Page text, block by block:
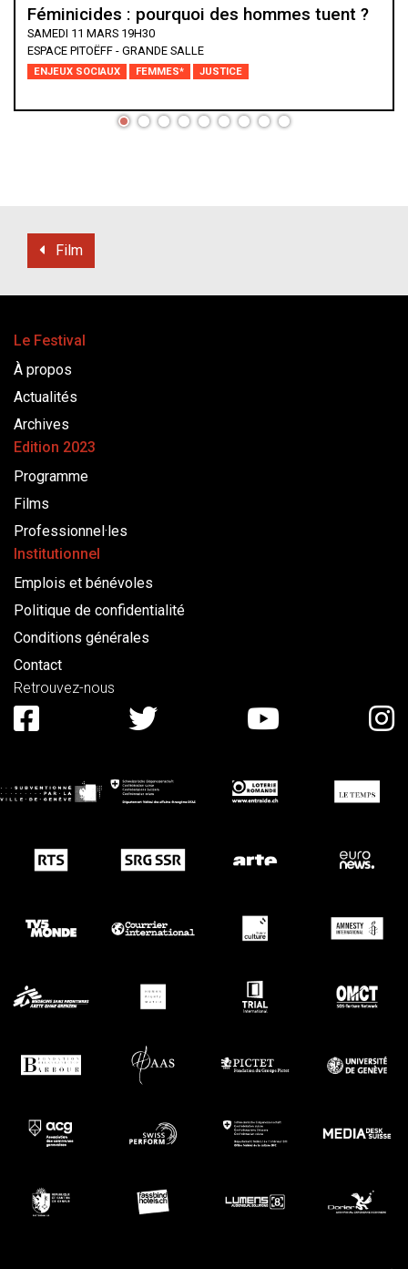
Féminicides : pourquoi des hommes tuent ?
SAMEDI 11 MARS 19H30
ESPACE PITOËFF - GRANDE SALLE
ENJEUX SOCIAUX FEMMES* JUSTICE
Film
Le Festival
À propos
Actualités
Archives
Edition 2023
Programme
Films
Professionnel·les
Institutionnel
Emplois et bénévoles
Politique de confidentialité
Conditions générales
Contact
Retrouvez-nous